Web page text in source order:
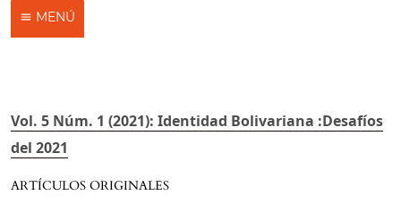
MENÚ
Vol. 5 Núm. 1 (2021): Identidad Bolivariana :Desafíos
del 2021
ARTÍCULOS ORIGINALES